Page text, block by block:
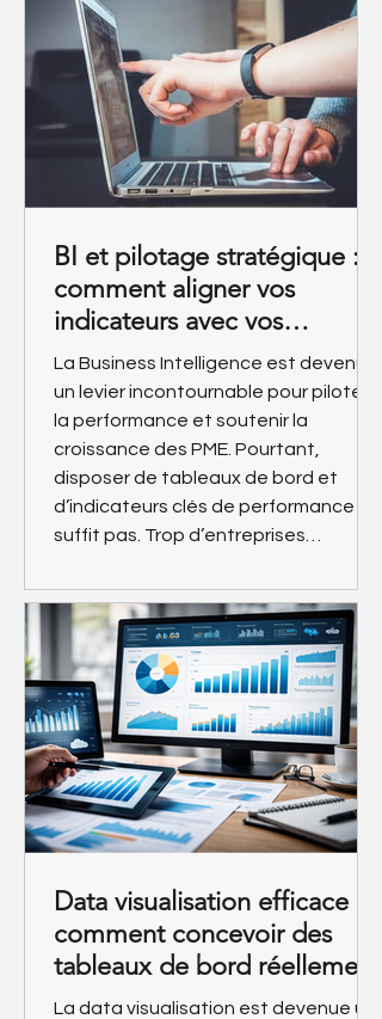
BI et pilotage stratégique :
comment aligner vos
indicateurs avec vos
objectifs de croissance ?
La Business Intelligence est devenue
un levier incontournable pour piloter
la performance et soutenir la
croissance des PME. Pourtant,
disposer de tableaux de bord et
d’indicateurs clés de performance ne
suffit pas. Trop d’entreprises
réellement aligner leurs KPI avec leurs
objectifs stratégiques.
Data visualisation efficace :
comment concevoir des
tableaux de bord réellement
décisionnels ?
La data visualisation est devenue un